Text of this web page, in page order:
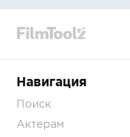
Навигация
Поиск
Актерам